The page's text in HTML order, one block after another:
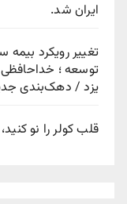
ایران شد.
تغییر رویکرد
توسعه ؛ خداحافظی
یزد / دهک‌بندی
قلب کولر را نو